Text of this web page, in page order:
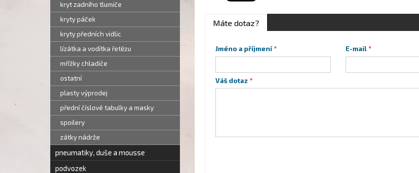
kryt zadního tlumiče
kryty páček
kryty předních vidlic
lízátka a vodítka řetězu
mřížky chladiče
ostatní
plasty výprodej
přední číslové tabulky a masky
spoilery
zátky nádrže
pneumatiky, duše a mousse
podvozek
Máte dotaz?
Jméno a příjmení E-mail
Váš dotaz